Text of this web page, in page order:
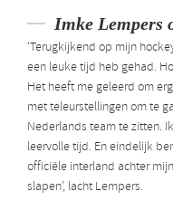
Imke Lempers
‘Terugkijkend op mijn
een leuke tijd heb gehad.
Het heeft me geleerd om
met teleurstellingen om te
Nederlands team te zitten.
leervolle tijd. En eindelijk
officiële interland achter
slapen’, lacht Lempers.